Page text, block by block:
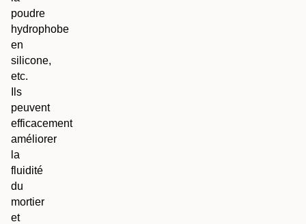
poudre
hydrophobe
en
silicone,
etc.
Ils
peuvent
efficacement
améliorer
la
fluidité
du
mortier
et